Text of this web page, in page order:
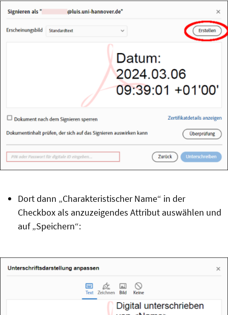
Dort dann „Charakteristischer Name“ in der
Checkbox als anzuzeigendes Attribut auswählen und
auf „Speichern“: